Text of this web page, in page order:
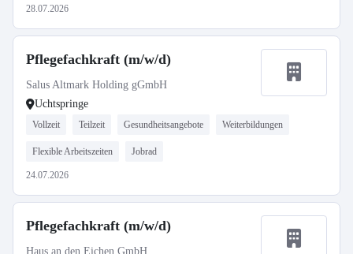
28.07.2026
Pflegefachkraft (m/w/d)
Salus Altmark Holding gGmbH
Uchtspringe
Vollzeit Teilzeit Gesundheitsangebote Weiterbildungen
Flexible Arbeitszeiten Jobrad
24.07.2026
Pflegefachkraft (m/w/d)
Haus an den Eichen GmbH